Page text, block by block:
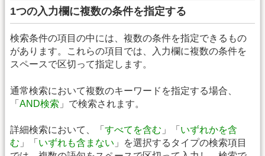
1つの入力欄に複数の条件を指定する
検索条件の項目の中には、複数の条件を指定できるもの
があります。これらの項目では、入力欄に複数の条件を
スペースで区切って指定します。
通常検索において複数のキーワードを指定する場合、
「 AND検索 」で検索されます。
詳細検索において、「 すべてを含む 」「 いずれかを含
む 」「 いずれも含まない 」を選択するタイプの検索項目